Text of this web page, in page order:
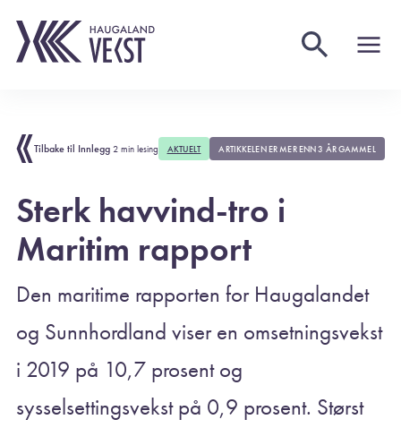
Tilbake til Innlegg 2 min lesing AKTUELT ARTIKKELEN ER MER ENN 3 ÅR GAMMEL
Sterk havvind-tro i
Maritim rapport
Den maritime rapporten for Haugalandet
og Sunnhordland viser en omsetningsvekst
i 2019 på 10,7 prosent og
sysselsettingsvekst på 0,9 prosent. Størst